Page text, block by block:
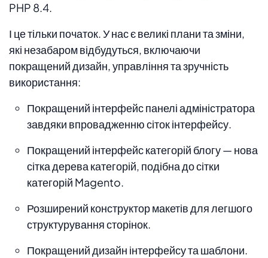
PHP 8.4.
І це тільки початок. У нас є великі плани та зміни,
які незабаром відбудуться, включаючи
покращений дизайн, управління та зручність
використання:
Покращений інтерфейс панелі адміністратора
завдяки впровадженню сіток інтерфейсу.
Покращений інтерфейс категорій блогу — нова
сітка дерева категорій, подібна до сітки
категорій Magento.
Розширений конструктор макетів для легшого
структурування сторінок.
Покращений дизайн інтерфейсу та шаблони.